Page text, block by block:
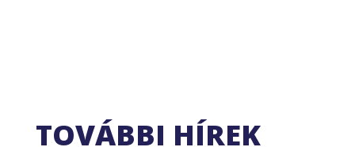
TOVÁBBI HÍREK